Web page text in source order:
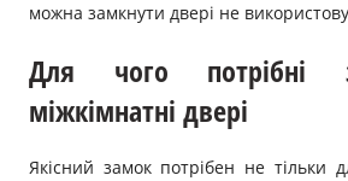
можна замкнути двері не
Для чого потрібні
міжкімнатні двері
Якісний замок потрібен не тільки